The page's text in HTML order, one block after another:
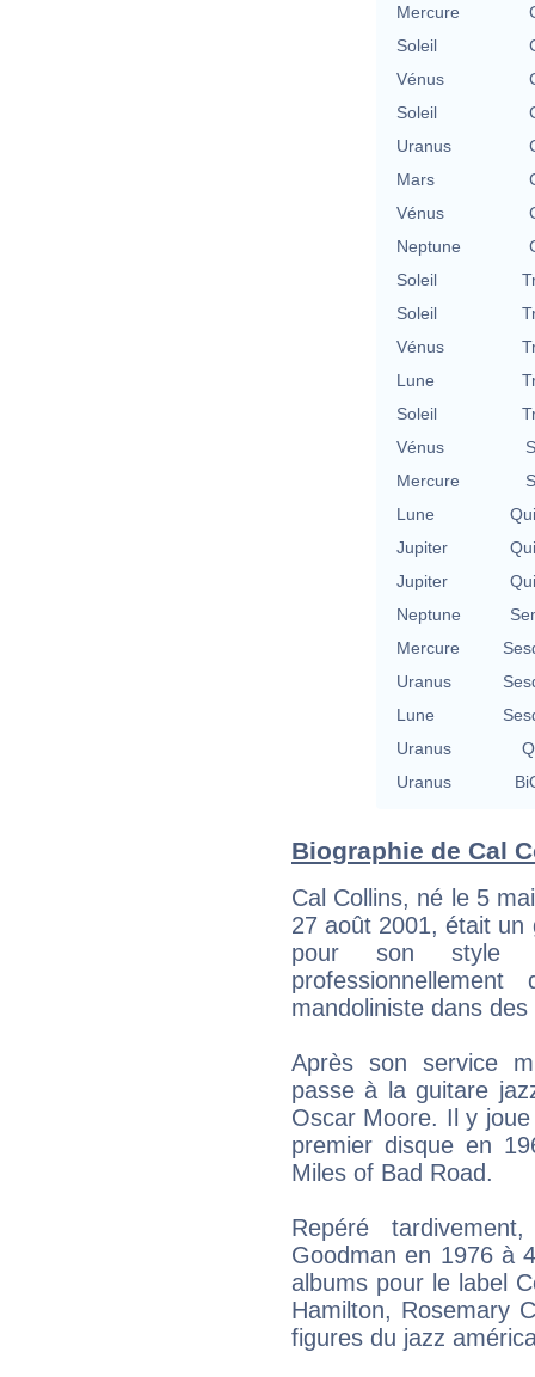
Mercure
Soleil
Vénus
Soleil
Uranus
Mars
Vénus
Neptune
Soleil
Soleil
Vénus
Lune
Soleil
Vénus
Mercure
Lune
Jupiter
Jupiter
Neptune
Mercure
Uranus
Lune
Uranus
Uranus
Biographie de Cal
Cal Collins, né le 5
27 août 2001, était un
pour son style
mandoliniste dans
Après son service
passe à la guitare
Oscar Moore. Il y
premier disque en
Miles of Bad Road.
Repéré
Goodman en 1976 à
albums pour le label
Hamilton, Rosemary
figures du jazz